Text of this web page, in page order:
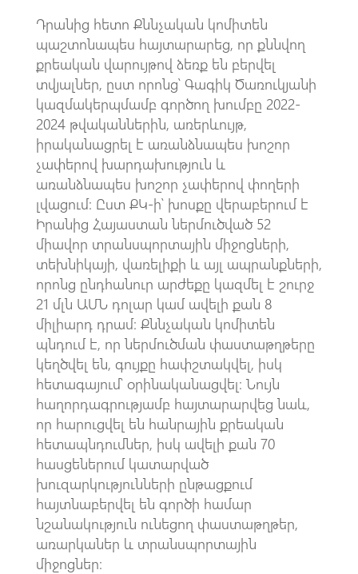
Դրանից հետո Քննչական կոմիտեն
պաշտոնապես հայտարարեց, որ քննվող
քրեական վարույթով ձեռք են բերվել
տվյալներ, ըստ որոնց՝ Գագիկ Ծառուկյանի
կազմակերպմամբ գործող խումբը 2022-
2024 թվականներին, առերևույթ,
իրականացրել է առանձնապես խոշոր
չափերով խարդախություն և
առանձնապես խոշոր չափերով փողերի
լվացում։ Ըստ ՔԿ-ի՝ խոսքը վերաբերում է
Իրանից Հայաստան ներմուծված 52
միավոր տրանսպորտային միջոցների,
տեխնիկայի, վառելիքի և այլ ապրանքների,
որոնց ընդհանուր արժեքը կազմել է շուրջ
21 մլն ԱՄՆ դոլար կամ ավելի քան 8
միլիարդ դրամ։ Քննչական կոմիտեն
պնդում է, որ ներմուծման փաստաթղթերը
կեղծվել են, գույքը հափշտակվել, իսկ
հետագայում՝ օրինականացվել։ Նույն
հաղորդագրությամբ հայտարարվեց նաև,
որ հարուցվել են հանրային քրեական
հետապնդումներ, իսկ ավելի քան 70
հասցեներում կատարված
խուզարկությունների ընթացքում
հայտնաբերվել են գործի համար
նշանակություն ունեցող փաստաթղթեր,
առարկաներ և տրանսպորտային
միջոցներ։